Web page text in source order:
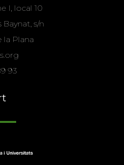
I, local 10
Baynat, s/n
la Plana
93